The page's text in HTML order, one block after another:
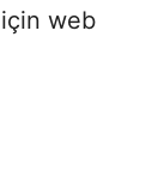
için web